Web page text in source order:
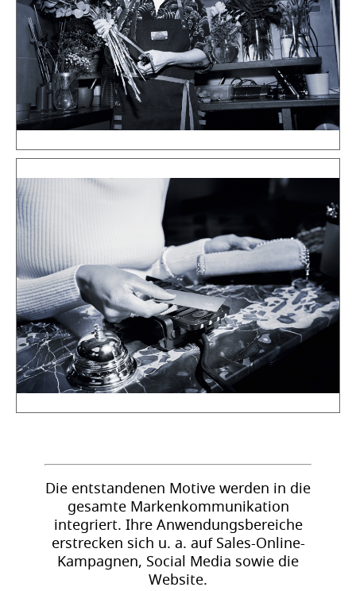
Die entstandenen Motive werden in die
gesamte Markenkommunikation
integriert. Ihre Anwendungsbereiche
erstrecken sich u. a. auf Sales-Online-
Kampagnen, Social Media sowie die
Website.